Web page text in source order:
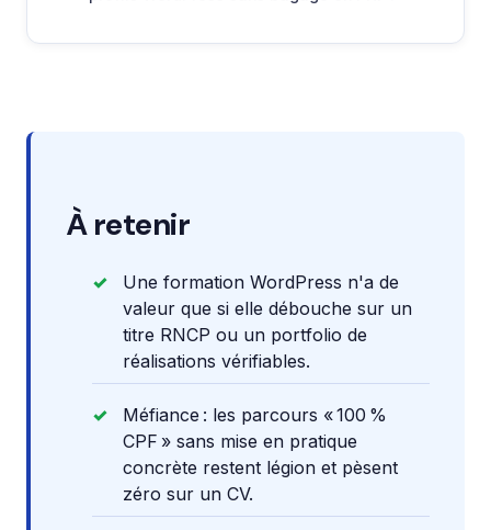
À retenir
Une formation WordPress n'a de
valeur que si elle débouche sur un
titre RNCP ou un portfolio de
réalisations vérifiables.
Méfiance : les parcours « 100 %
CPF » sans mise en pratique
concrète restent légion et pèsent
zéro sur un CV.